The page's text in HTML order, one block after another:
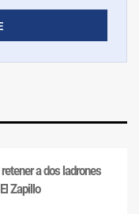
a dos ladrones
Zapillo